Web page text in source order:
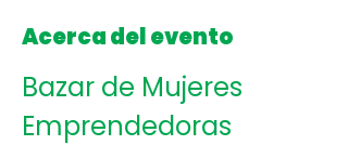
Acerca del evento
Bazar de Mujeres
Emprendedoras